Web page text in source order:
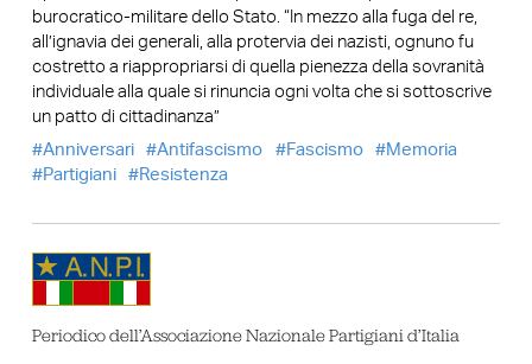
burocratico-militare dello Stato. “In mezzo alla fuga del re,
all’ignavia dei generali, alla protervia dei nazisti, ognuno fu
costretto a riappropriarsi di quella pienezza della sovranità
individuale alla quale si rinuncia ogni volta che si sottoscrive
un patto di cittadinanza”
Anniversari
Antifascismo Fascismo
Memoria
Partigiani
Resistenza
Periodico dell’Associazione Nazionale Partigiani d’Italia